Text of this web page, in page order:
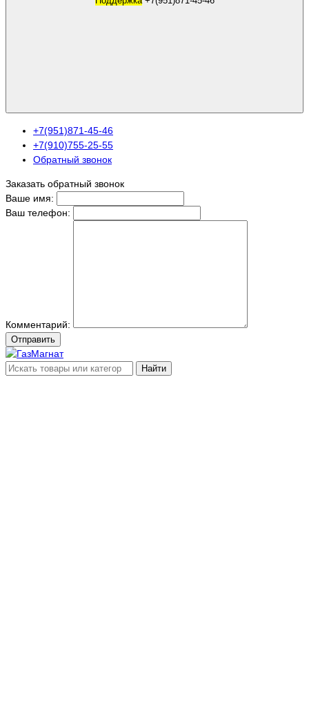
+7(951)871-45-46
+7(910)755-25-55
Обратный звонок
Заказать обратный звонок
Ваше имя:
Ваш телефон:
Комментарий:
Отправить
Найти